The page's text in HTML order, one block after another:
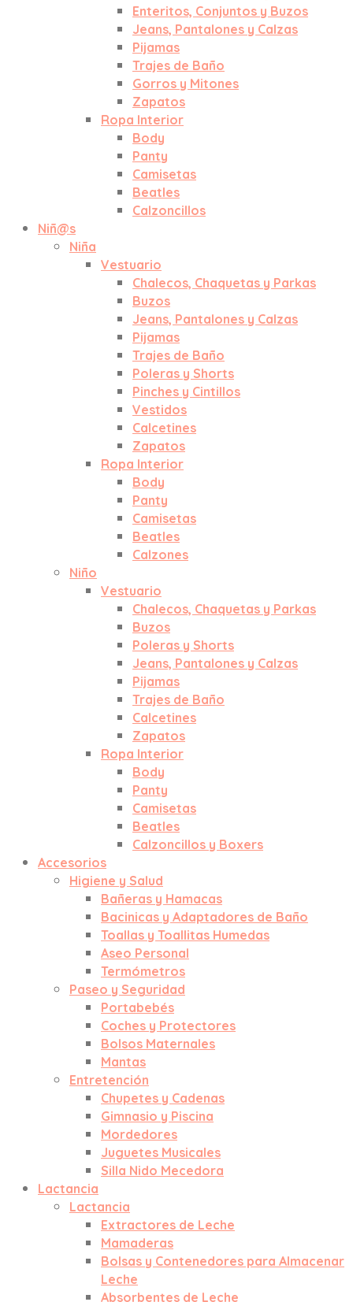
Enteritos, Conjuntos y Buzos
Jeans, Pantalones y Calzas
Pijamas
Trajes de Baño
Gorros y Mitones
Zapatos
Ropa Interior
Body
Panty
Camisetas
Beatles
Calzoncillos
Niñ@s
Niña
Vestuario
Chalecos, Chaquetas y Parkas
Buzos
Jeans, Pantalones y Calzas
Pijamas
Trajes de Baño
Poleras y Shorts
Pinches y Cintillos
Vestidos
Calcetines
Zapatos
Ropa Interior
Body
Panty
Camisetas
Beatles
Calzones
Niño
Vestuario
Chalecos, Chaquetas y Parkas
Buzos
Poleras y Shorts
Jeans, Pantalones y Calzas
Pijamas
Trajes de Baño
Calcetines
Zapatos
Ropa Interior
Body
Panty
Camisetas
Beatles
Calzoncillos y Boxers
Accesorios
Higiene y Salud
Bañeras y Hamacas
Bacinicas y Adaptadores de Baño
Toallas y Toallitas Humedas
Aseo Personal
Termómetros
Paseo y Seguridad
Portabebés
Coches y Protectores
Bolsos Maternales
Mantas
Entretención
Chupetes y Cadenas
Gimnasio y Piscina
Mordedores
Juguetes Musicales
Silla Nido Mecedora
Lactancia
Lactancia
Extractores de Leche
Mamaderas
Bolsas y Contenedores para Almacenar
Leche
Absorbentes de Leche